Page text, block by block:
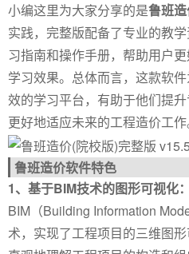
小编这里为大家分享的是鲁班
实践，完整版配备了专业的教
习指南和操作手册，帮助用户
学习效果。总体而言，这款软
效的学习平台，有助于他们提
更好地适应未来的工程造价工作
鲁班造价软件特色
1、基于BIM技术的图形可视化：
BIM（Building Information
术，实现了工程项目的三维图